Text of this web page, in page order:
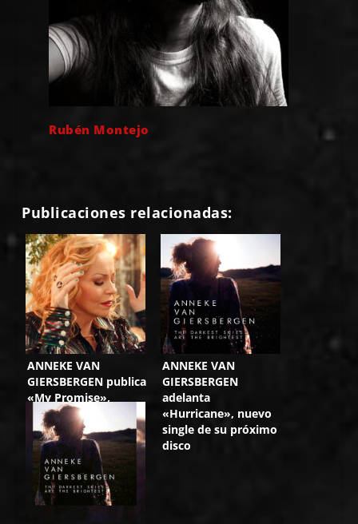
Rubén Montejo
Publicaciones relacionadas:
ANNEKE VAN
GIERSBERGEN publica
«My Promise»,
primer adelanto de
su nueva obra
ANNEKE VAN
GIERSBERGEN
adelanta
«Hurricane», nuevo
single de su próximo
disco